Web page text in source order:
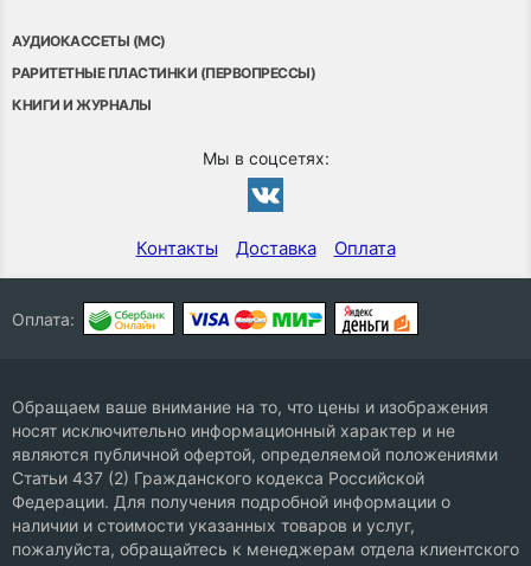
АУДИОКАССЕТЫ (MC)
РАРИТЕТНЫЕ ПЛАСТИНКИ (ПЕРВОПРЕССЫ)
КНИГИ И ЖУРНАЛЫ
Мы в соцсетях:
Контакты Доставка Оплата
Оплата:
Обращаем ваше внимание на то, что цены и изображения
носят исключительно информационный характер и не
являются публичной офертой, определяемой положениями
Статьи 437 (2) Гражданского кодекса Российской
Федерации. Для получения подробной информации о
наличии и стоимости указанных товаров и услуг,
пожалуйста, обращайтесь к менеджерам отдела клиентского